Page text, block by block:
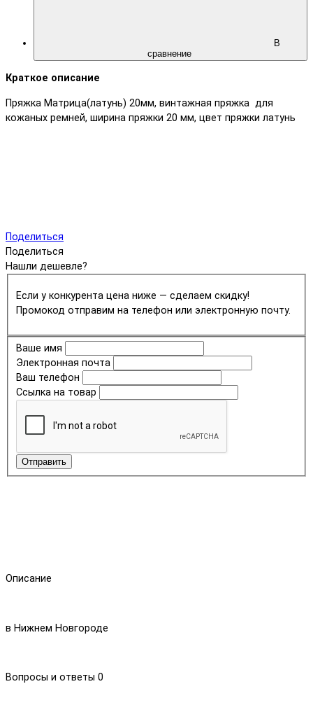
В
сравнение
Краткое описание
Пряжка Матрица(латунь) 20мм, винтажная пряжка для
кожаных ремней, ширина пряжки 20 мм, цвет пряжки латунь
Поделиться
Поделиться
Нашли дешевле?
Если у конкурента цена ниже — сделаем скидку!
Промокод отправим на телефон или электронную почту.
Ваше имя
Электронная почта
Ваш телефон
Ссылка на товар
Отправить
Описание
в Нижнем Новгороде
Вопросы и ответы 0